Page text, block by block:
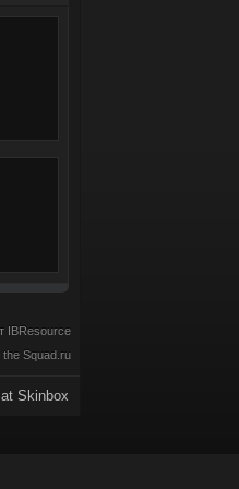
IBResource
the Squad.ru